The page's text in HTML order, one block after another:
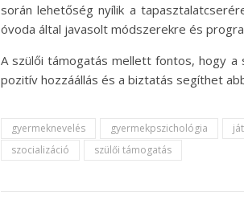
során lehetőség nyílik a
óvoda által javasolt módszerekre és
A szülői támogatás mellett fontos, hogy a
pozitív hozzáállás és a biztatás segíthet
gyermeknevelés gyermekpszichológia
szocializáció
szülői támogatás